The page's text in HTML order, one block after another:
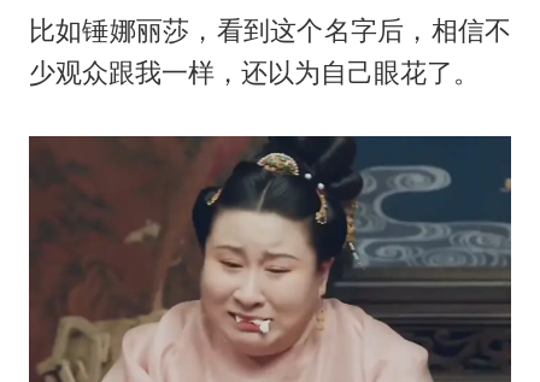
比如锤娜丽莎，看到这个名字后，相信不
少观众跟我一样，还以为自己眼花了。